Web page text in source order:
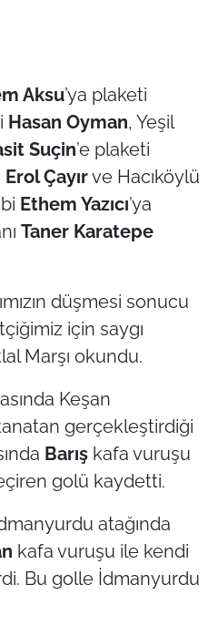
Aksu’ya plaketi
Hasan Oyman, Yeşil
Suçin’e plaketi
Erol Çayırve Hacıköylü
Ethem Yazıcı’ya
Taner Karatepe
düşmesi sonucu
için saygı
Marşı okundu.
Keşan
gerçekleştirdiği
Barışkafa vuruşu
golü kaydetti.
atağında
kafa vuruşu ile kendi
Bu golle İdmanyurdu